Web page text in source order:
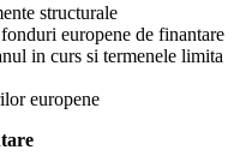
structurale
europene de finantare
in curs si termenele limita
europene